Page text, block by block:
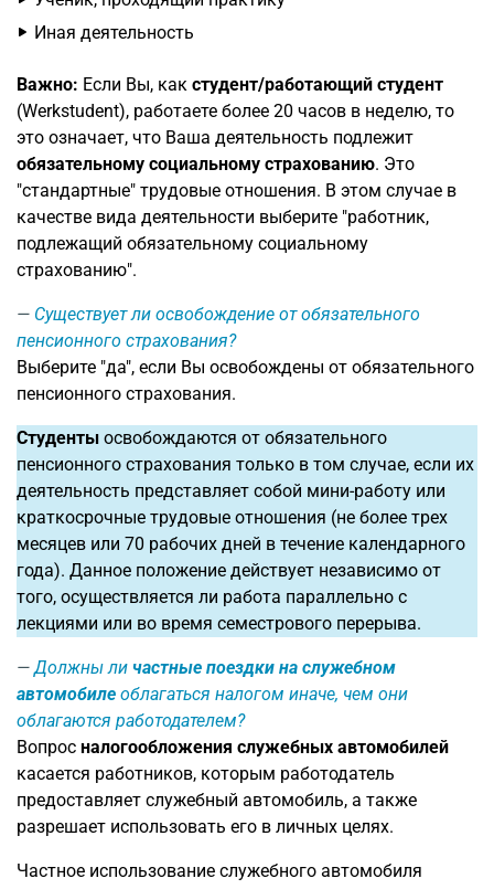
Иная деятельность
Важно: Если Вы, как студент/работающий студент
(Werkstudent), работаете более 20 часов в неделю, то
это означает, что Ваша деятельность подлежит
обязательному социальному страхованию. Это
"стандартные" трудовые отношения. В этом случае в
качестве вида деятельности выберите "работник,
подлежащий обязательному социальному
страхованию".
Существует ли освобождение от обязательного
пенсионного страхования?
Выберите "да", если Вы освобождены от обязательного
пенсионного страхования.
Студенты освобождаются от обязательного
пенсионного страхования только в том случае, если их
деятельность представляет собой мини-работу или
краткосрочные трудовые отношения (не более трех
месяцев или 70 рабочих дней в течение календарного
года). Данное положение действует независимо от
того, осуществляется ли работа параллельно с
лекциями или во время семестрового перерыва.
Должны ли частные поездки на служебном
автомобиле облагаться налогом иначе, чем они
облагаются работодателем?
Вопрос налогообложения служебных автомобилей
касается работников, которым работодатель
предоставляет служебный автомобиль, а также
разрешает использовать его в личных целях.
Частное использование служебного автомобиля